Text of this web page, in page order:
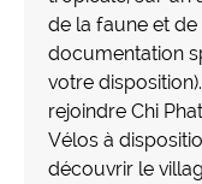
de la faune et
documentation
votre
rejoindre Chi
Vélos à
découvrir le